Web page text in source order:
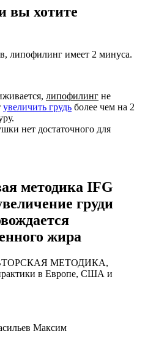
вы хотите
липофилинг имеет 2 минуса.
липофилинг не
увеличить грудь более чем на 2
нет достаточного для
методика IFG
груди
жира
АВТОРСКАЯ МЕТОДИКА,
в Европе, США и